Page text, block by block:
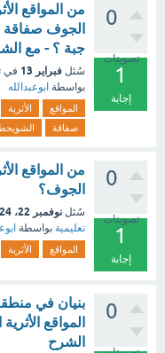
0
تصويتات
1
إجابة
من المواقع
الجوف صفاقة
جبة ؟ - مع
سُئل فبراير 13 في
بواسطة ابوعبدالله
المواقع الأثرية
صفاقة
0
تصويتات
1
إجابة
من المواقع
الجوف؟
سُئل نوفمبر 22، 2024
تعليمية بواسطة
المواقع الأثرية
0
بنيان في
المواقع
الشرح